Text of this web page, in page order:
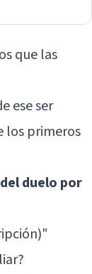
que las
ese ser
los primeros
duelo por
"